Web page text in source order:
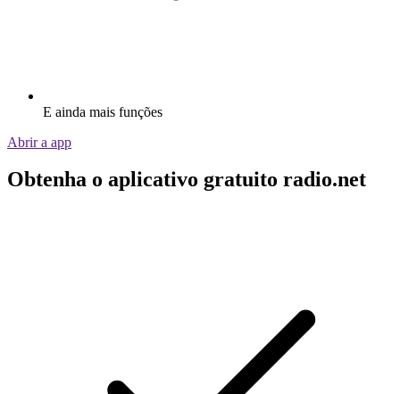
E ainda mais funções
Abrir a app
Obtenha o aplicativo gratuito radio.net